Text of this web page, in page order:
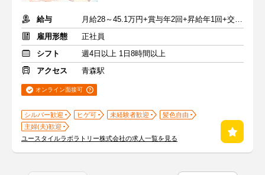
給与
月給28～45.1万円+賞与年2回+昇給年1回+交通費全額
雇用形態
正社員
シフト
週4日以上 1日8時間以上
アクセス
青森駅
オンライン面接可
シルバー歓迎 ヒゲ可 未経験者歓迎
髪色自由
主婦(夫)歓迎
ユースタイルラボラトリー株式会社の求人一覧を見る